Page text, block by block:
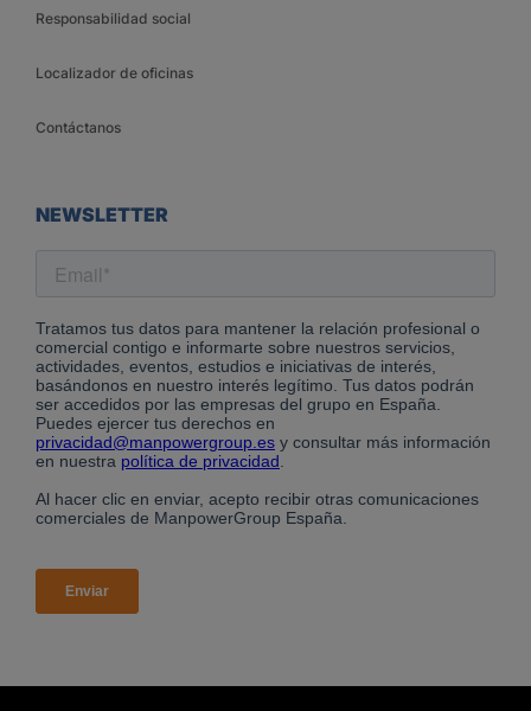
Responsabilidad social
Localizador de oficinas
Contáctanos
NEWSLETTER